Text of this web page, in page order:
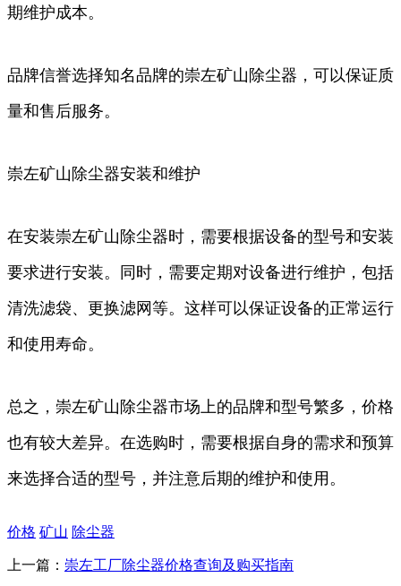
期维护成本。
品牌信誉选择知名品牌的崇左矿山除尘器，可以保证质
量和售后服务。
崇左矿山除尘器安装和维护
在安装崇左矿山除尘器时，需要根据设备的型号和安装
要求进行安装。同时，需要定期对设备进行维护，包括
清洗滤袋、更换滤网等。这样可以保证设备的正常运行
和使用寿命。
总之，崇左矿山除尘器市场上的品牌和型号繁多，价格
也有较大差异。在选购时，需要根据自身的需求和预算
来选择合适的型号，并注意后期的维护和使用。
价格 矿山 除尘器
上一篇： 崇左工厂除尘器价格查询及购买指南